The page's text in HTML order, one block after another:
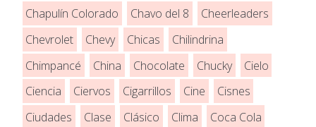
Chapulín Colorado
Chavo del 8
Cheerleaders
Chevrolet
Chevy Chicas
Chilindrina
Chimpancé
China Chocolate Chucky
Cielo
Ciencia
Ciervos Cigarrillos Cine
Cisnes
Ciudades
Clase Clásico Clima
Coca Cola